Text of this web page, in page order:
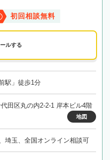
初回相談無料
ルする
駅」徒歩1分
田区丸の内2-2-1 岸本ビル4階
地図
埼玉、全国オンライン相談可